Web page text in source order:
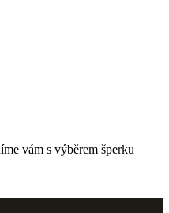
vám s výběrem šperku